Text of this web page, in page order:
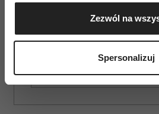
Gromadzić dane
geograficznej z dokładnością
Identyfikować Twoje
(fingerprinting, czyli wirtualny
sekcji szczegółów. W Deklaracji
Zezwól na
Spersonalizuj
E-WYDANIE